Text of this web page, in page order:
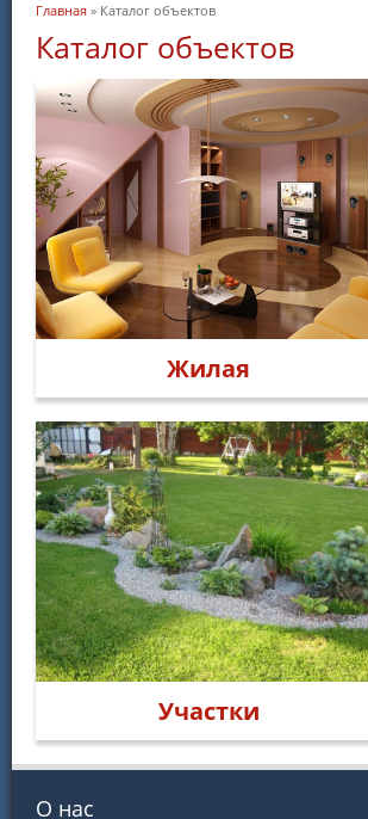
Вы здесь
Главная » Каталог объектов
Каталог объектов
Жилая
Участки
О нас